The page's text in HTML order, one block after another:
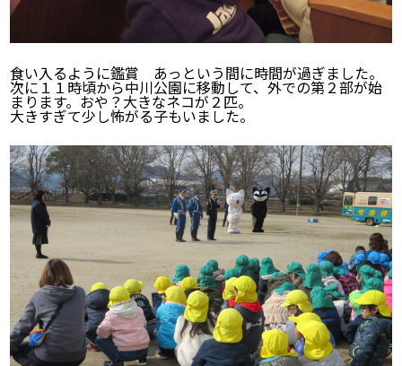
食い入るように鑑賞 あっという間に時間が過ぎました。
次に１１時頃から中川公園に移動して、外での第２部が始
まります。おや？大きなネコが２匹。
大きすぎて少し怖がる子もいました。